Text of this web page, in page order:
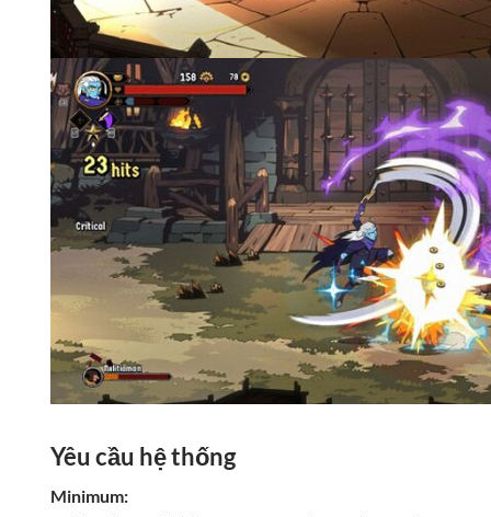
Yêu cầu hệ thống
Minimum: